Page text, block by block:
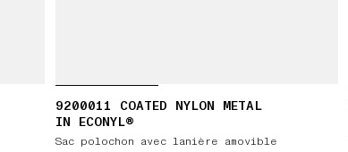
9200011 COATED NYLON METAL
IN ECONYL®
Sac polochon avec lanière amovible